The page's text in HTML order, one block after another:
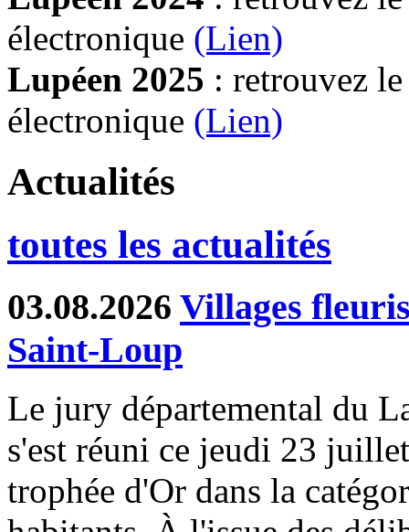
électronique (Lien)
Lupéen 2025 : retrouvez
électronique (Lien)
Actualités
toutes les actualités
03.08.2026 Villages
Saint-Loup
Le jury départemental du
s'est réuni ce jeudi 23
trophée d'Or dans la